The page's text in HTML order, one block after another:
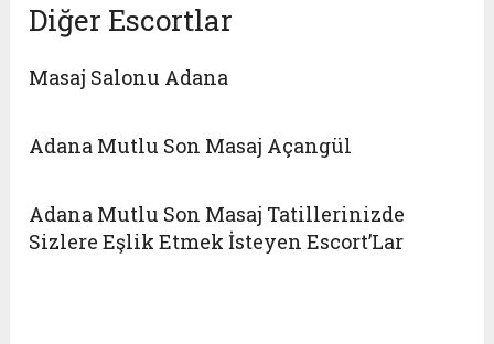
Diğer Escortlar
Masaj Salonu Adana
Adana Mutlu Son Masaj Açangül
Adana Mutlu Son Masaj Tatillerinizde
Sizlere Eşlik Etmek İsteyen Escort’Lar